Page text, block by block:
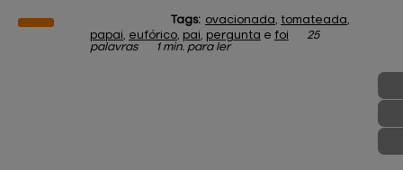
Tags: ovacionada, tomateada,
papai, eufórico, pai, pergunta e foi
25
palavras
1 min. para ler